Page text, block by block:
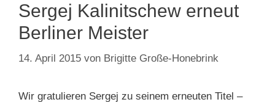
Sergej Kalinitschew erneut
Berliner Meister
14. April 2015 von Brigitte Große-Honebrink
Wir gratulieren Sergej zu seinem erneuten Titel –